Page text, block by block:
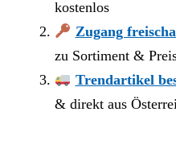
kostenlos
Zugang
zu Sortiment &
Trendartikel
& direkt aus